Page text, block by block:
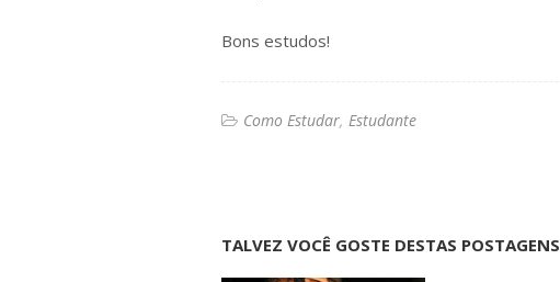
Bons estudos!
Como Estudar Estudante
TALVEZ VOCÊ GOSTE DESTAS POSTAGENS